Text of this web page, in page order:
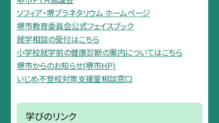
ソフィア・堺プラネタリウム ホームページ
堺市教育委員会公式フェイスブック
就学相談の受付はこちら
小学校就学前の健康診断の案内についてはこちら
堺市からのお知らせ(堺市HP)
いじめ不登校対策支援室相談窓口
学びのリンク